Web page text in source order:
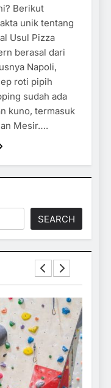
Berikut
unik tentang
Usul Pizza
berasal dari
Napoli,
roti pipih
sudah ada
kuno, termasuk
Mesir….
SEARCH